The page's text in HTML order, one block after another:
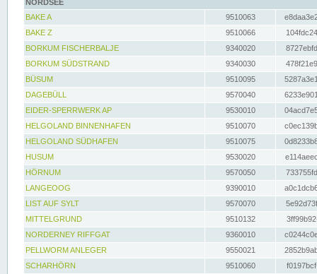
NORDSEE
BAKE A
9510063
BAKE Z
9510066
BORKUM FISCHERBALJE
9340020
BORKUM SÜDSTRAND
9340030
BÜSUM
9510095
DAGEBÜLL
9570040
EIDER-SPERRWERK AP
9530010
HELGOLAND BINNENHAFEN
9510070
HELGOLAND SÜDHAFEN
9510075
HUSUM
9530020
HÖRNUM
9570050
LANGEOOG
9390010
LIST AUF SYLT
9570070
MITTELGRUND
9510132
NORDERNEY RIFFGAT
9360010
PELLWORM ANLEGER
9550021
SCHARHÖRN
9510060